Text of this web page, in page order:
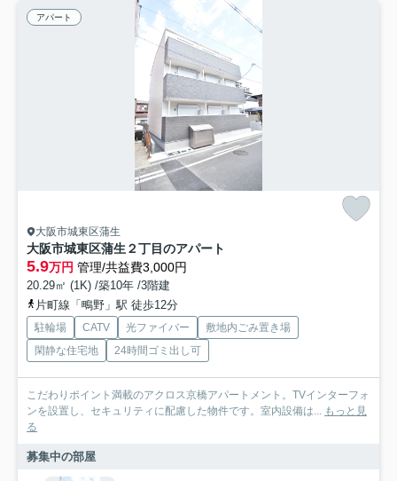
アパート
大阪市城東区蒲生
大阪市城東区蒲生２丁目のアパート
5.9万円 管理/共益費3,000円
20.29㎡ (1K) /築10年 /3階建
片町線「鴫野」駅 徒歩12分
駐輪場 CATV 光ファイバー
敷地内ごみ置き場
閑静な住宅地
24時間ゴミ出し可
こだわりポイント満載のアクロス京橋アパートメント。TVインターフォ
ンを設置し、セキュリティに配慮した物件です。室内設備は...
もっと見
る
募集中の部屋